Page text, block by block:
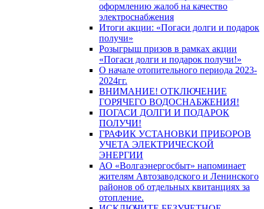
оформлению жалоб на качество
электроснабжения
Итоги акции: «Погаси долги и подарок
получи»
Розыгрыш призов в рамках акции
«Погаси долги и подарок получи!»
О начале отопительного периода 2023-
2024гг.
ВНИМАНИЕ! ОТКЛЮЧЕНИЕ
ГОРЯЧЕГО ВОДОСНАБЖЕНИЯ!
ПОГАСИ ДОЛГИ И ПОДАРОК
ПОЛУЧИ!
ГРАФИК УСТАНОВКИ ПРИБОРОВ
УЧЕТА ЭЛЕКТРИЧЕСКОЙ
ЭНЕРГИИ
АО «Волгаэнергосбыт» напоминает
жителям Автозаводского и Ленинского
районов об отдельных квитанциях за
отопление.